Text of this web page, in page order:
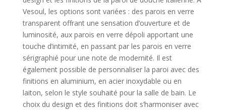
Vesoul, les options sont variées : des parois en verre
transparent offrant une sensation d’ouverture et de
luminosité, aux parois en verre dépoli apportant une
touche d’intimité, en passant par les parois en verre
sérigraphié pour une note de modernité. Il est
également possible de personnaliser la paroi avec des
finitions en aluminium, en acier inoxydable ou en
laiton, selon le style souhaité pour la salle de bain. Le
choix du design et des finitions doit s’harmoniser avec